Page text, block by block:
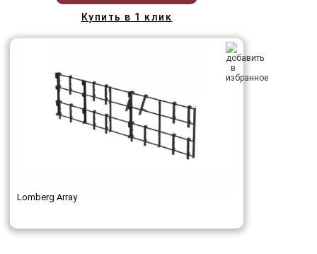
Купить в 1 клик
Lomberg Array